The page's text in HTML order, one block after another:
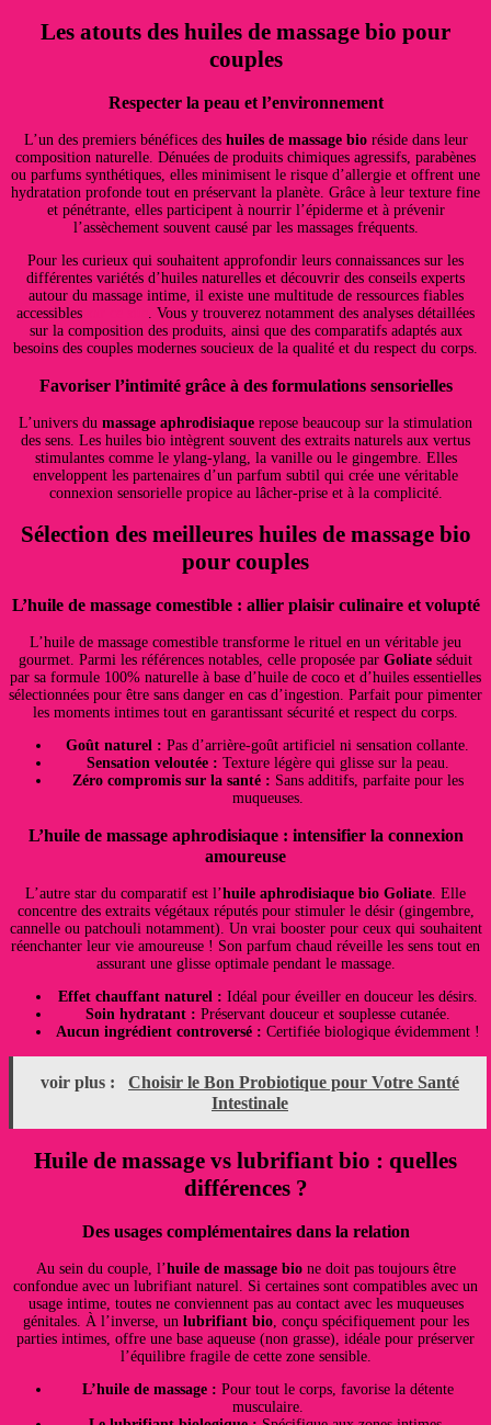
Les atouts des huiles de massage bio pour
couples
Respecter la peau et l’environnement
L’un des premiers bénéfices des huiles de massage bioréside dans leur
composition naturelle. Dénuées de produits chimiques agressifs, parabènes
ou parfums synthétiques, elles minimisent le risque d’allergie et offrent une
hydratation profonde tout en préservant la planète. Grâce à leur texture fine
et pénétrante, elles participent à nourrir l’épiderme et à prévenir
l’assèchement souvent causé par les massages fréquents.
Pour les curieux qui souhaitent approfondir leurs connaissances sur les
différentes variétés d’huiles naturelles et découvrir des conseils experts
autour du massage intime, il existe une multitude de ressources fiables
accessibles
. Vous y trouverez notamment des analyses détaillées
sur la composition des produits, ainsi que des comparatifs adaptés aux
besoins des couples modernes soucieux de la qualité et du respect du corps.
Favoriser l’intimité grâce à des formulations sensorielles
L’univers du massage aphrodisiaque repose beaucoup sur la stimulation
des sens. Les huiles bio intègrent souvent des extraits naturels aux vertus
stimulantes comme le ylang-ylang, la vanille ou le gingembre. Elles
enveloppent les partenaires d’un parfum subtil qui crée une véritable
connexion sensorielle propice au lâcher-prise et à la complicité.
Sélection des meilleures huiles de massage bio
pour couples
L’huile de massage comestible : allier plaisir culinaire et volupté
L’huile de massage comestible transforme le rituel en un véritable jeu
gourmet. Parmi les références notables, celle proposée par Goliate séduit
par sa formule 100% naturelle à base d’huile de coco et d’huiles essentielles
sélectionnées pour être sans danger en cas d’ingestion. Parfait pour pimenter
les moments intimes tout en garantissant sécurité et respect du corps.
Goût naturel : Pas d’arrière-goût artificiel ni sensation collante.
Sensation veloutée : Texture légère qui glisse sur la peau.
Zéro compromis sur la santé : Sans additifs, parfaite pour les
muqueuses.
L’huile de massage aphrodisiaque : intensifier la connexion
amoureuse
L’autre star du comparatif est l’huile aphrodisiaque bio Goliate . Elle
concentre des extraits végétaux réputés pour stimuler le désir (gingembre,
cannelle ou patchouli notamment). Un vrai booster pour ceux qui souhaitent
réenchanter leur vie amoureuse ! Son parfum chaud réveille les sens tout en
assurant une glisse optimale pendant le massage.
Effet chauffant naturel : Idéal pour éveiller en douceur les désirs.
Soin hydratant : Préservant douceur et souplesse cutanée.
Aucun ingrédient controversé : Certifiée biologique évidemment !
voir plus :
Choisir le Bon Probiotique pour Votre Santé
Intestinale
Huile de massage vs lubrifiant bio : quelles
différences ?
Des usages complémentaires dans la relation
Au sein du couple, l’huile de massage bione doit pas toujours être
confondue avec un lubrifiant naturel. Si certaines sont compatibles avec un
usage intime, toutes ne conviennent pas au contact avec les muqueuses
génitales. À l’inverse, un lubrifiant bio, conçu spécifiquement pour les
parties intimes, offre une base aqueuse (non grasse), idéale pour préserver
l’équilibre fragile de cette zone sensible.
L’huile de massage : Pour tout le corps, favorise la détente
musculaire.